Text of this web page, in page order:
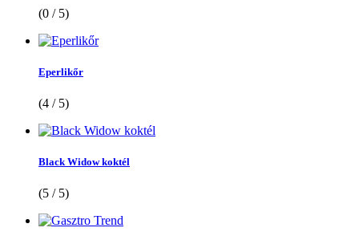
(0 / 5)
Eperlikőr
(4 / 5)
Black Widow koktél
(5 / 5)